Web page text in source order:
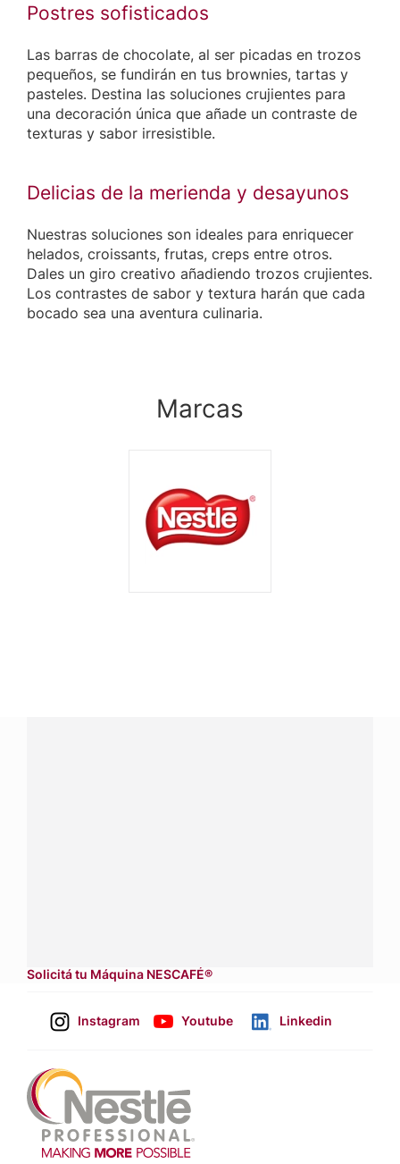
Postres sofisticados
Las barras de chocolate, al ser picadas en trozos
pequeños, se fundirán en tus brownies, tartas y
pasteles. Destina las soluciones crujientes para
una decoración única que añade un contraste de
texturas y sabor irresistible.
Delicias de la merienda y desayunos
Nuestras soluciones son ideales para enriquecer
helados, croissants, frutas, creps entre otros.
Dales un giro creativo añadiendo trozos crujientes.
Los contrastes de sabor y textura harán que cada
bocado sea una aventura culinaria.
Marcas
Solicitá tu Máquina NESCAFÉ®
Instagram Youtube Linkedin